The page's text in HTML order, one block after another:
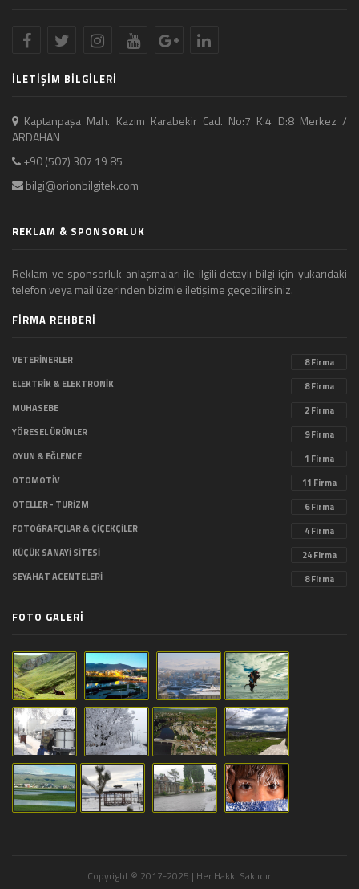
İLETİŞİM BİLGİLERİ
Kaptanpaşa Mah. Kazım Karabekir Cad. No:7 K:4 D:8 Merkez /
ARDAHAN
+90 (507) 307 19 85
bilgi@orionbilgitek.com
REKLAM & SPONSORLUK
Reklam ve sponsorluk anlaşmaları ile ilgili detaylı bilgi için yukarıdaki
telefon veya mail üzerinden bizimle iletişime geçebilirsiniz.
FİRMA REHBERİ
VETERİNERLER
8 Firma
ELEKTRİK & ELEKTRONİK
8 Firma
MUHASEBE
2 Firma
YÖRESEL ÜRÜNLER
9 Firma
OYUN & EĞLENCE
1 Firma
OTOMOTİV
11 Firma
OTELLER - TURİZM
6 Firma
FOTOĞRAFÇILAR & ÇİÇEKÇİLER
4 Firma
KÜÇÜK SANAYİ SİTESİ
24 Firma
SEYAHAT ACENTELERİ
8 Firma
FOTO GALERİ
Copyright © 2017-2025 | Her Hakkı Saklıdır.